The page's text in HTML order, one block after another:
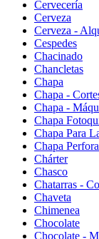
Cervecería
Cerveza
Cerveza -
Cespedes
Chacinado
Chancletas
Chapa
Chapa -
Chapa -
Chapa
Chapa Para
Chapa
Chárter
Chasco
Chatarras -
Chaveta
Chimenea
Chocolate
Chocolate -